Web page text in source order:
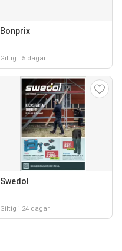
Bonprix
Giltig i 5 dagar
Swedol
Giltig i 24 dagar